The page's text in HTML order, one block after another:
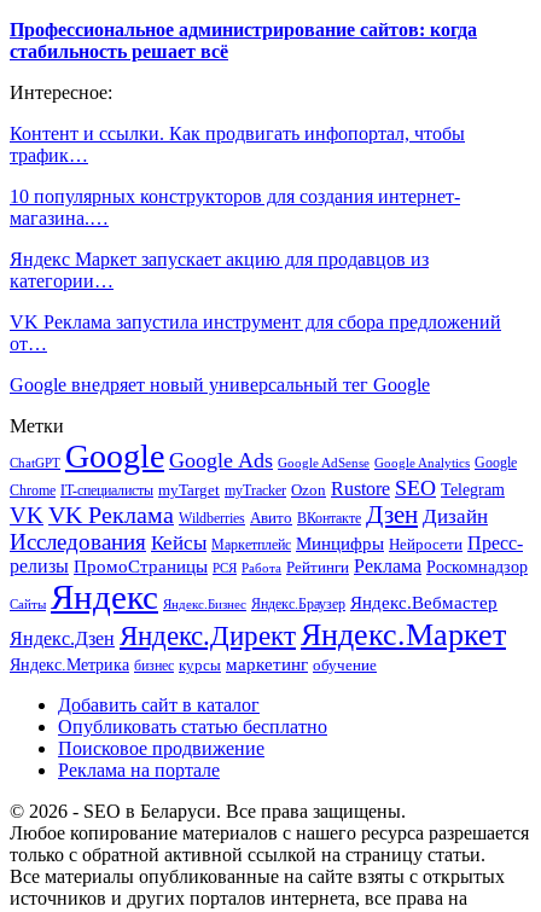
Профессиональное администрирование сайтов: когда
стабильность решает всё
Интересное:
Контент и ссылки. Как продвигать инфопортал, чтобы
трафик…
10 популярных конструкторов для создания интернет-
магазина.…
Яндекс Маркет запускает акцию для продавцов из
категории…
VK Реклама запустила инструмент для сбора предложений
от…
Google внедряет новый универсальный тег Google
Метки
ChatGPT Google Google Ads Google AdSense Google Analytics Google
Chrome IT-специалисты myTarget myTracker Ozon Rustore SEO Telegram
VK VK Реклама Wildberries Авито ВКонтакте Дзен Дизайн
Исследования Кейсы Маркетплейс Минцифры Нейросети Пресс-
релизы ПромоСтраницы РСЯ Работа Рейтинги Реклама Роскомнадзор
Сайты Яндекс Яндекс.Бизнес Яндекс.Браузер Яндекс.Вебмастер
Яндекс.Дзен Яндекс.ДиректЯндекс.Маркет
Яндекс.Метрика бизнес курсы маркетинг обучение
Добавить сайт в каталог
Опубликовать статью бесплатно
Поисковое продвижение
Реклама на портале
© 2026 - SEO в Беларуси. Все права защищены.
Любое копирование материалов с нашего ресурса разрешается
только с обратной активной ссылкой на страницу статьи.
Все материалы опубликованные на сайте взяты с открытых
источников и других порталов интернета, все права на